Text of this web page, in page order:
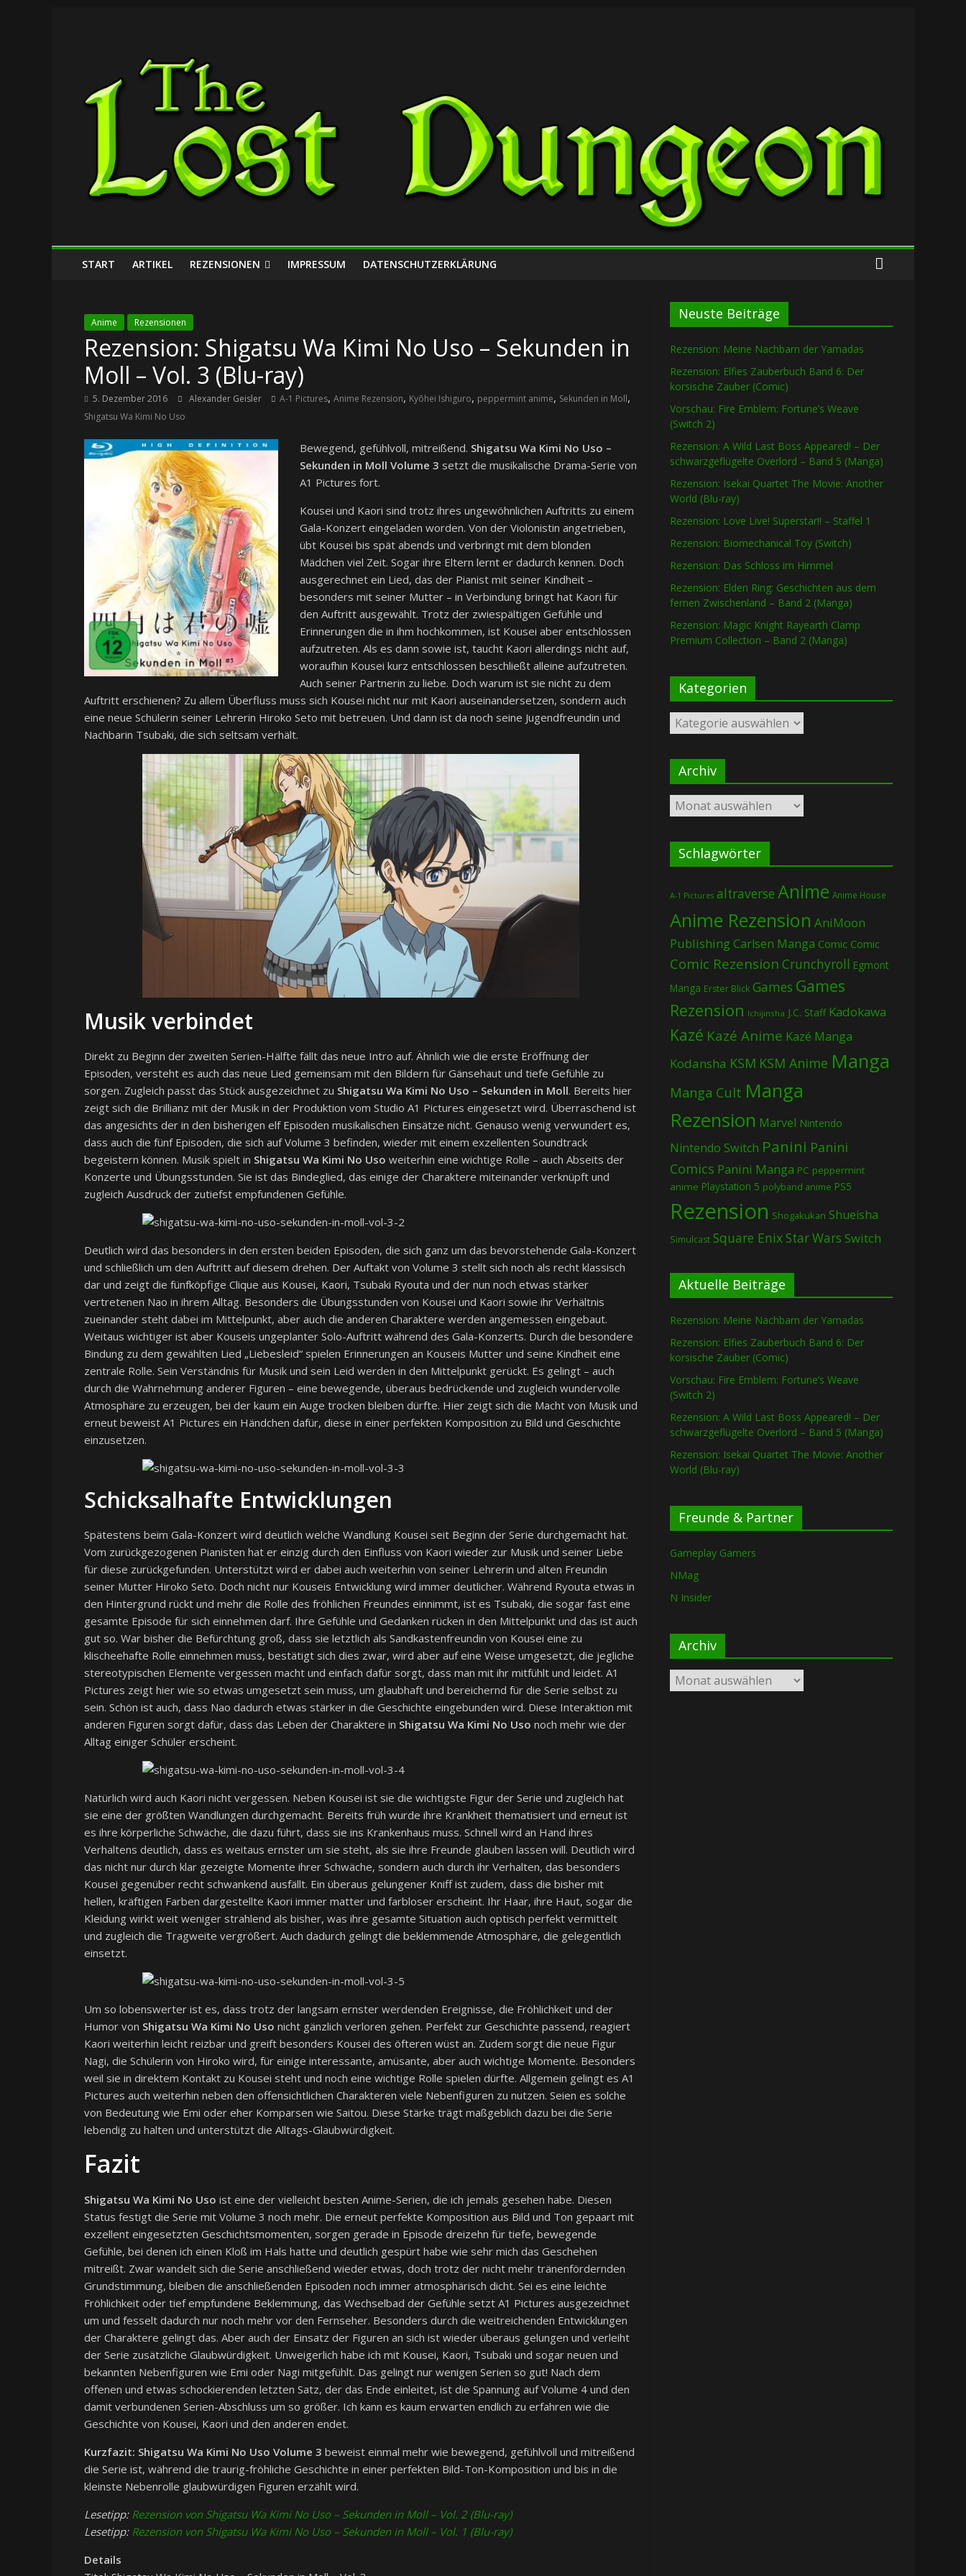
Lost
Dungeon
START ARTIKEL REZENSIONEN IMPRESSUM DATENSCHUTZERKLÄRUNG
Anime Rezensionen
Rezension: Shigatsu Wa Kimi No Uso – Sekunden in
Moll – Vol. 3 (Blu-ray)
5. Dezember 2016 Alexander Geisler A-1 Pictures, Anime Rezension, Kyōhei Ishiguro, peppermint anime, Sekunden in Moll,
Shigatsu Wa Kimi No Uso
Bewegend, gefühlvoll, mitreißend. Shigatsu Wa Kimi No Uso –
Sekunden in Moll Volume 3 setzt die musikalische Drama-Serie von
A1 Pictures fort.
Kousei und Kaori sind trotz ihres ungewöhnlichen Auftritts zu einem
Gala-Konzert eingeladen worden. Von der Violonistin angetrieben,
übt Kousei bis spät abends und verbringt mit dem blonden
Mädchen viel Zeit. Sogar ihre Eltern lernt er dadurch kennen. Doch
ausgerechnet ein Lied, das der Pianist mit seiner Kindheit –
besonders mit seiner Mutter – in Verbindung bringt hat Kaori für
den Auftritt ausgewählt. Trotz der zwiespältigen Gefühle und
Erinnerungen die in ihm hochkommen, ist Kousei aber entschlossen
aufzutreten. Als es dann sowie ist, taucht Kaori allerdings nicht auf,
woraufhin Kousei kurz entschlossen beschließt alleine aufzutreten.
Auch seiner Partnerin zu liebe. Doch warum ist sie nicht zu dem
Auftritt erschienen? Zu allem Überfluss muss sich Kousei nicht nur mit Kaori auseinandersetzen, sondern auch
eine neue Schülerin seiner Lehrerin Hiroko Seto mit betreuen. Und dann ist da noch seine Jugendfreundin und
Nachbarin Tsubaki, die sich seltsam verhält.
Musik verbindet
Direkt zu Beginn der zweiten Serien-Hälfte fällt das neue Intro auf. Ähnlich wie die erste Eröffnung der
Episoden, versteht es auch das neue Lied gemeinsam mit den Bildern für Gänsehaut und tiefe Gefühle zu
sorgen. Zugleich passt das Stück ausgezeichnet zu Shigatsu Wa Kimi No Uso – Sekunden in Moll. Bereits hier
zeigt sich die Brillianz mit der Musik in der Produktion vom Studio A1 Pictures eingesetzt wird. Überraschend ist
das angesichts der in den bisherigen elf Episoden musikalischen Einsätze nicht. Genauso wenig verwundert es,
dass auch die fünf Episoden, die sich auf Volume 3 befinden, wieder mit einem exzellenten Soundtrack
begeistern können. Musik spielt in Shigatsu Wa Kimi No Uso weiterhin eine wichtige Rolle – auch Abseits der
Konzerte und Übungsstunden. Sie ist das Bindeglied, das einige der Charaktere miteinander verknüpft und
zugleich Ausdruck der zutiefst empfundenen Gefühle.
Deutlich wird das besonders in den ersten beiden Episoden, die sich ganz um das bevorstehende Gala-Konzert
und schließlich um den Auftritt auf diesem drehen. Der Auftakt von Volume 3 stellt sich noch als recht klassisch
dar und zeigt die fünfköpfige Clique aus Kousei, Kaori, Tsubaki Ryouta und der nun noch etwas stärker
vertretenen Nao in ihrem Alltag. Besonders die Übungsstunden von Kousei und Kaori sowie ihr Verhältnis
zueinander steht dabei im Mittelpunkt, aber auch die anderen Charaktere werden angemessen eingebaut.
Weitaus wichtiger ist aber Kouseis ungeplanter Solo-Auftritt während des Gala-Konzerts. Durch die besondere
Bindung zu dem gewählten Lied „Liebesleid“ spielen Erinnerungen an Kouseis Mutter und seine Kindheit eine
zentrale Rolle. Sein Verständnis für Musik und sein Leid werden in den Mittelpunkt gerückt. Es gelingt – auch
durch die Wahrnehmung anderer Figuren – eine bewegende, überaus bedrückende und zugleich wundervolle
Atmosphäre zu erzeugen, bei der kaum ein Auge trocken bleiben dürfte. Hier zeigt sich die Macht von Musik und
erneut beweist A1 Pictures ein Händchen dafür, diese in einer perfekten Komposition zu Bild und Geschichte
einzusetzen.
Schicksalhafte Entwicklungen
Spätestens beim Gala-Konzert wird deutlich welche Wandlung Kousei seit Beginn der Serie durchgemacht hat.
Vom zurückgezogenen Pianisten hat er einzig durch den Einfluss von Kaori wieder zur Musik und seiner Liebe
für diese zurückgefunden. Unterstützt wird er dabei auch weiterhin von seiner Lehrerin und alten Freundin
seiner Mutter Hiroko Seto. Doch nicht nur Kouseis Entwicklung wird immer deutlicher. Während Ryouta etwas in
den Hintergrund rückt und mehr die Rolle des fröhlichen Freundes einnimmt, ist es Tsubaki, die sogar fast eine
gesamte Episode für sich einnehmen darf. Ihre Gefühle und Gedanken rücken in den Mittelpunkt und das ist auch
gut so. War bisher die Befürchtung groß, dass sie letztlich als Sandkastenfreundin von Kousei eine zu
klischeehafte Rolle einnehmen muss, bestätigt sich dies zwar, wird aber auf eine Weise umgesetzt, die jegliche
stereotypischen Elemente vergessen macht und einfach dafür sorgt, dass man mit ihr mitfühlt und leidet. A1
Pictures zeigt hier wie so etwas umgesetzt sein muss, um glaubhaft und bereichernd für die Serie selbst zu
sein. Schön ist auch, dass Nao dadurch etwas stärker in die Geschichte eingebunden wird. Diese Interaktion mit
anderen Figuren sorgt dafür, dass das Leben der Charaktere in Shigatsu Wa Kimi No Uso noch mehr wie der
Alltag einiger Schüler erscheint.
Natürlich wird auch Kaori nicht vergessen. Neben Kousei ist sie die wichtigste Figur der Serie und zugleich hat
sie eine der größten Wandlungen durchgemacht. Bereits früh wurde ihre Krankheit thematisiert und erneut ist
es ihre körperliche Schwäche, die dazu führt, dass sie ins Krankenhaus muss. Schnell wird an Hand ihres
Verhaltens deutlich, dass es weitaus ernster um sie steht, als sie ihre Freunde glauben lassen will. Deutlich wird
das nicht nur durch klar gezeigte Momente ihrer Schwäche, sondern auch durch ihr Verhalten, das besonders
Kousei gegenüber recht schwankend ausfällt. Ein überaus gelungener Kniff ist zudem, dass die bisher mit
hellen, kräftigen Farben dargestellte Kaori immer matter und farbloser erscheint. Ihr Haar, ihre Haut, sogar die
Kleidung wirkt weit weniger strahlend als bisher, was ihre gesamte Situation auch optisch perfekt vermittelt
und zugleich die Tragweite vergrößert. Auch dadurch gelingt die beklemmende Atmosphäre, die gelegentlich
einsetzt.
Um so lobenswerter ist es, dass trotz der langsam ernster werdenden Ereignisse, die Fröhlichkeit und der
Humor von Shigatsu Wa Kimi No Uso nicht gänzlich verloren gehen. Perfekt zur Geschichte passend, reagiert
Kaori weiterhin leicht reizbar und greift besonders Kousei des öfteren wüst an. Zudem sorgt die neue Figur
Nagi, die Schülerin von Hiroko wird, für einige interessante, amüsante, aber auch wichtige Momente. Besonders
weil sie in direktem Kontakt zu Kousei steht und noch eine wichtige Rolle spielen dürfte. Allgemein gelingt es A1
Pictures auch weiterhin neben den offensichtlichen Charakteren viele Nebenfiguren zu nutzen. Seien es solche
von Bedeutung wie Emi oder eher Komparsen wie Saitou. Diese Stärke trägt maßgeblich dazu bei die Serie
lebendig zu halten und unterstützt die Alltags-Glaubwürdigkeit.
Fazit
Shigatsu Wa Kimi No Uso ist eine der vielleicht besten Anime-Serien, die ich jemals gesehen habe. Diesen
Status festigt die Serie mit Volume 3 noch mehr. Die erneut perfekte Komposition aus Bild und Ton gepaart mit
exzellent eingesetzten Geschichtsmomenten, sorgen gerade in Episode dreizehn für tiefe, bewegende
Gefühle, bei denen ich einen Kloß im Hals hatte und deutlich gespürt habe wie sehr mich das Geschehen
mitreißt. Zwar wandelt sich die Serie anschließend wieder etwas, doch trotz der nicht mehr tränenfördernden
Grundstimmung, bleiben die anschließenden Episoden noch immer atmosphärisch dicht. Sei es eine leichte
Fröhlichkeit oder tief empfundene Beklemmung, das Wechselbad der Gefühle setzt A1 Pictures ausgezeichnet
um und fesselt dadurch nur noch mehr vor den Fernseher. Besonders durch die weitreichenden Entwicklungen
der Charaktere gelingt das. Aber auch der Einsatz der Figuren an sich ist wieder überaus gelungen und verleiht
der Serie zusätzliche Glaubwürdigkeit. Unweigerlich habe ich mit Kousei, Kaori, Tsubaki und sogar neuen und
bekannten Nebenfiguren wie Emi oder Nagi mitgefühlt. Das gelingt nur wenigen Serien so gut! Nach dem
offenen und etwas schockierenden letzten Satz, der das Ende einleitet, ist die Spannung auf Volume 4 und den
damit verbundenen Serien-Abschluss um so größer. Ich kann es kaum erwarten endlich zu erfahren wie die
Geschichte von Kousei, Kaori und den anderen endet.
Kurzfazit: Shigatsu Wa Kimi No Uso Volume 3 beweist einmal mehr wie bewegend, gefühlvoll und mitreißend
die Serie ist, während die traurig-fröhliche Geschichte in einer perfekten Bild-Ton-Komposition und bis in die
kleinste Nebenrolle glaubwürdigen Figuren erzählt wird.
Lesetipp: Rezension von Shigatsu Wa Kimi No Uso – Sekunden in Moll – Vol. 2 (Blu-ray)
Lesetipp: Rezension von Shigatsu Wa Kimi No Uso – Sekunden in Moll – Vol. 1 (Blu-ray)
Details
Neuste Beiträge
Rezension: Meine Nachbarn der Yamadas
Rezension: Elfies Zauberbuch Band 6: Der
korsische Zauber (Comic)
Vorschau: Fire Emblem: Fortune’s Weave
(Switch 2)
Rezension: A Wild Last Boss Appeared! – Der
schwarzgeflügelte Overlord – Band 5 (Manga)
Rezension: Isekai Quartet The Movie: Another
World (Blu-ray)
Rezension: Love Live! Superstar!! – Staffel 1
Rezension: Biomechanical Toy (Switch)
Rezension: Das Schloss im Himmel
Rezension: Elden Ring: Geschichten aus dem
fernen Zwischenland – Band 2 (Manga)
Rezension: Magic Knight Rayearth Clamp
Premium Collection – Band 2 (Manga)
Kategorien
Kategorien
Archiv
Archiv
Schlagwörter
A-1 Pictures altraverse Anime Anime House
Anime Rezension AniMoon
PublishingCarlsen Manga Comic Comic
Comic Rezension Crunchyroll Egmont
Manga Erster Blick Games Games
Rezension Ichijinsha J.C. Staff Kadokawa
Kazé Kazé Anime Kazé Manga
Kodansha KSM KSM Anime Manga
Manga Cult Manga
Rezension Marvel Nintendo
Nintendo Switch Panini Panini
Comics Panini Manga PC peppermint
anime Playstation 5 polyband anime PS5
Rezension Shogakukan Shueisha
Simulcast Square EnixStar Wars Switch
Aktuelle Beiträge
Rezension: Meine Nachbarn der Yamadas
Rezension: Elfies Zauberbuch Band 6: Der
korsische Zauber (Comic)
Vorschau: Fire Emblem: Fortune’s Weave
(Switch 2)
Rezension: A Wild Last Boss Appeared! – Der
schwarzgeflügelte Overlord – Band 5 (Manga)
Rezension: Isekai Quartet The Movie: Another
World (Blu-ray)
Freunde & Partner
Gameplay Gamers
NMag
N Insider
Archiv
Archiv